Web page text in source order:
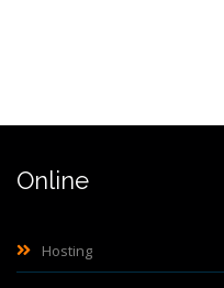
Online
Hosting